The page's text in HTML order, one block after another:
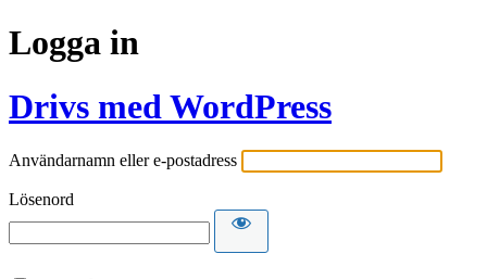
Logga in
Drivs med WordPress
Användarnamn eller e-postadress
Lösenord